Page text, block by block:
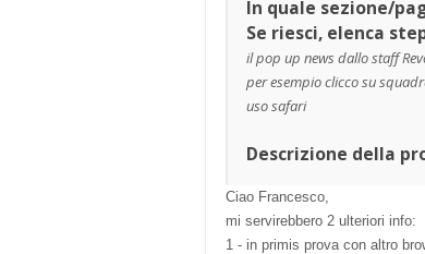
In quale sezione/
Se riesci, elenca
il pop up news dallo staff
per esempio clicco su
uso safari
Descrizione della
Ciao Francesco,
mi servirebbero 2 ulteriori info:
1 - in primis prova con altro